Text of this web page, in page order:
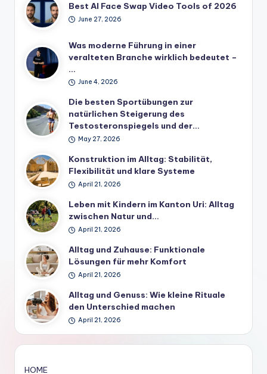
Best AI Face Swap Video Tools of 2026
June 27, 2026
Was moderne Führung in einer
veralteten Branche wirklich bedeutet –
…
June 4, 2026
Die besten Sportübungen zur
natürlichen Steigerung des
Testosteronspiegels und der…
May 27, 2026
Konstruktion im Alltag: Stabilität,
Flexibilität und klare Systeme
April 21, 2026
Leben mit Kindern im Kanton Uri: Alltag
zwischen Natur und…
April 21, 2026
Alltag und Zuhause: Funktionale
Lösungen für mehr Komfort
April 21, 2026
Alltag und Genuss: Wie kleine Rituale
den Unterschied machen
April 21, 2026
HOME